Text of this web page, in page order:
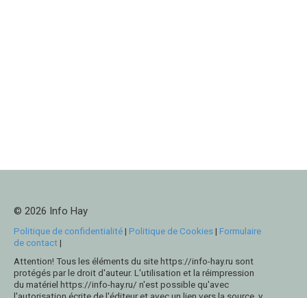
© 2026 Info Hay
Politique de confidentialité| Politique de Cookies| Formulaire
de contact|
Attention! Tous les éléments du site https://info-hay.ru sont
protégés par le droit d'auteur. L'utilisation et la réimpression
du matériel https://info-hay.ru/ n'est possible qu'avec